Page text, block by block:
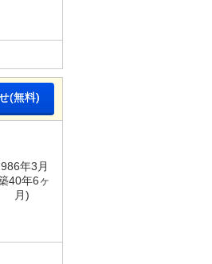
(無料)
年3月
40年6ヶ
月)